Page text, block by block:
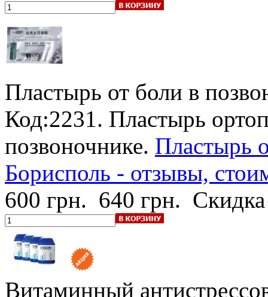
Пластырь от боли в
Код:2231. Пластырь
позвоночнике. Пластырь
Борисполь - отзывы,
600 грн. 640 грн.
Витаминный